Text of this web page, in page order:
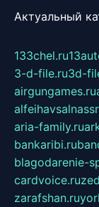
Актуальный
133chel.ru
3-d-file.ru3d-
airgungames.ru
aria-family.ru
bankaribi.ru
blagodarenie-
cardvoice.ru
zarafshan.ru